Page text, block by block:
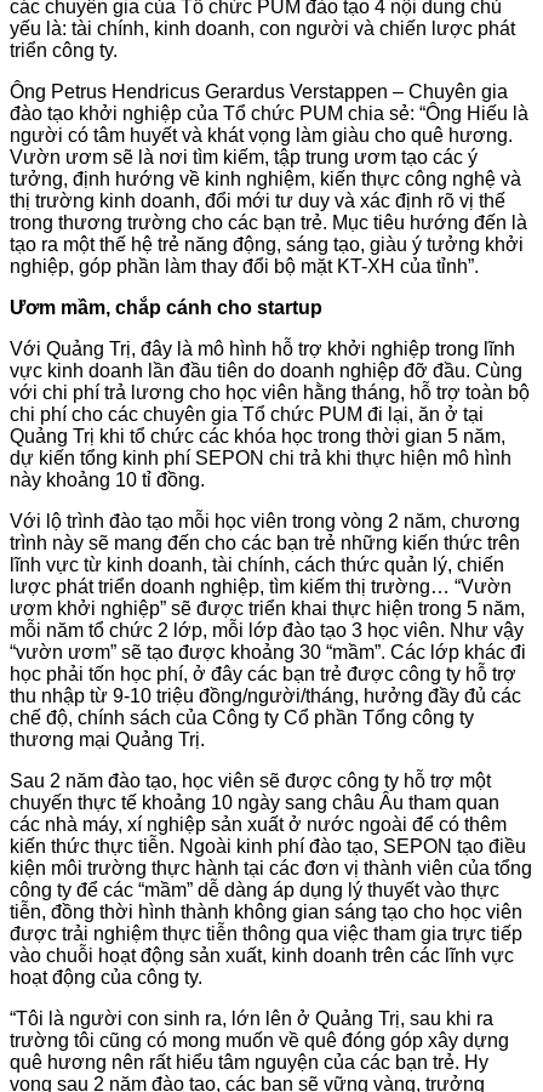
các chuyên gia của Tổ chức PUM đào tạo 4 nội dung chủ
yếu là: tài chính, kinh doanh, con người và chiến lược phát
triển công ty.
Ông Petrus Hendricus Gerardus Verstappen – Chuyên gia
đào tạo khởi nghiệp của Tổ chức PUM chia sẻ: “Ông Hiếu là
người có tâm huyết và khát vọng làm giàu cho quê hương.
Vườn ươm sẽ là nơi tìm kiếm, tập trung ươm tạo các ý
tưởng, định hướng về kinh nghiệm, kiến thực công nghệ và
thị trường kinh doanh, đổi mới tư duy và xác định rõ vị thế
trong thương trường cho các bạn trẻ. Mục tiêu hướng đến là
tạo ra một thế hệ trẻ năng động, sáng tạo, giàu ý tưởng khởi
nghiệp, góp phần làm thay đổi bộ mặt KT-XH của tỉnh”.
Ươm mầm, chắp cánh cho startup
Với Quảng Trị, đây là mô hình hỗ trợ khởi nghiệp trong lĩnh
vực kinh doanh lần đầu tiên do doanh nghiệp đỡ đầu. Cùng
với chi phí trả lương cho học viên hằng tháng, hỗ trợ toàn bộ
chi phí cho các chuyên gia Tổ chức PUM đi lại, ăn ở tại
Quảng Trị khi tổ chức các khóa học trong thời gian 5 năm,
dự kiến tổng kinh phí SEPON chi trả khi thực hiện mô hình
này khoảng 10 tỉ đồng.
Với lộ trình đào tạo mỗi học viên trong vòng 2 năm, chương
trình này sẽ mang đến cho các bạn trẻ những kiến thức trên
lĩnh vực từ kinh doanh, tài chính, cách thức quản lý, chiến
lược phát triển doanh nghiệp, tìm kiếm thị trường… “Vườn
ươm khởi nghiệp” sẽ được triển khai thực hiện trong 5 năm,
mỗi năm tổ chức 2 lớp, mỗi lớp đào tạo 3 học viên. Như vậy
“vườn ươm” sẽ tạo được khoảng 30 “mầm”. Các lớp khác đi
học phải tốn học phí, ở đây các bạn trẻ được công ty hỗ trợ
thu nhập từ 9-10 triệu đồng/người/tháng, hưởng đầy đủ các
chế độ, chính sách của Công ty Cổ phần Tổng công ty
thương mại Quảng Trị.
Sau 2 năm đào tạo, học viên sẽ được công ty hỗ trợ một
chuyến thực tế khoảng 10 ngày sang châu Âu tham quan
các nhà máy, xí nghiệp sản xuất ở nước ngoài để có thêm
kiến thức thực tiễn. Ngoài kinh phí đào tạo, SEPON tạo điều
kiện môi trường thực hành tại các đơn vị thành viên của tổng
công ty để các “mầm” dễ dàng áp dụng lý thuyết vào thực
tiễn, đồng thời hình thành không gian sáng tạo cho học viên
được trải nghiệm thực tiễn thông qua việc tham gia trực tiếp
vào chuỗi hoạt động sản xuất, kinh doanh trên các lĩnh vực
hoạt động của công ty.
“Tôi là người con sinh ra, lớn lên ở Quảng Trị, sau khi ra
trường tôi cũng có mong muốn về quê đóng góp xây dựng
quê hương nên rất hiểu tâm nguyện của các bạn trẻ. Hy
vọng sau 2 năm đào tạo, các bạn sẽ vững vàng, trưởng